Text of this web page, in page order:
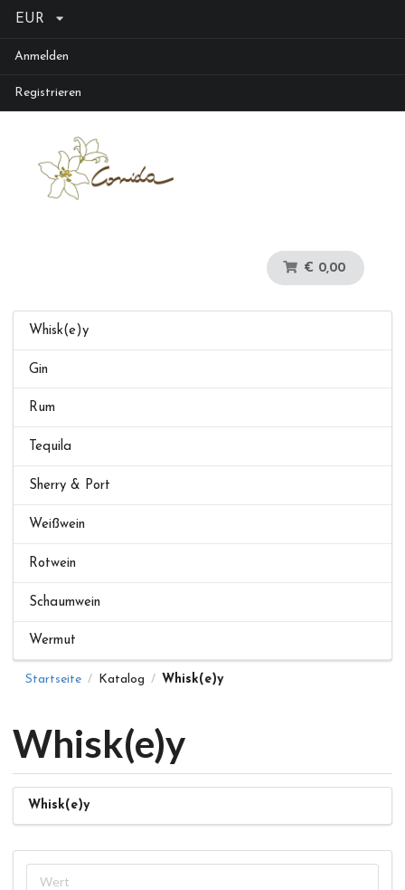
EUR
Anmelden
Registrieren
€ 0,00
Whisk(e)y
Gin
Rum
Tequila
Sherry & Port
Weißwein
Rotwein
Schaumwein
Wermut
Startseite / Katalog / Whisk(e)y
Whisk(e)y
Whisk(e)y